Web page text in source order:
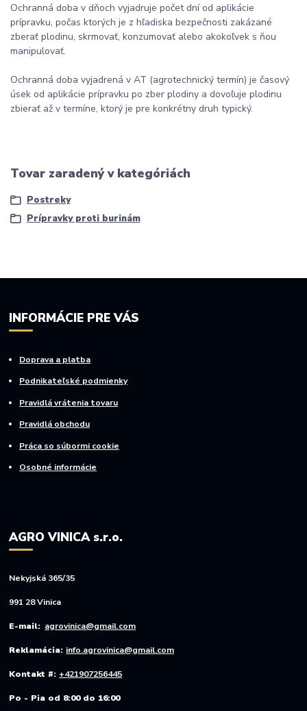
Ochranná doba v dňoch vyjadruje počet dní od aplikácie
prípravku, počas ktorých je z hľadiska bezpečnosti zakázané
zberať plodinu, skrmovať, konzumovať alebo akokoľvek s ňou
manipulovať.
Ochranná doba vyjadrená v AT (agrotechnický termín) je časový
úsek od aplikácie prípravku po zber plodiny a dovoľuje plodinu
zbierať až v termíne, ktorý je pre konkrétny druh typický.
Tovar zaradený v kategóriách
Postreky
Prípravky proti burinám
INFORMÁCIE PRE VÁS
Doprava a platba
Podnikateľské podmienky
Pravidlá vrátenia tovaru
Pravidlá obchodu
Práca so súbormi cookie
Osobné informácie
AGRO VINICA s.r.o.
Nekyjská 365/35
991 28 Vinica
E-mail: agrovinica@gmail.com
Reklamácia: info.agrovinica@gmail.com
Kontakt #: +421907256445
Po - Pia od 8:00 do 16:00